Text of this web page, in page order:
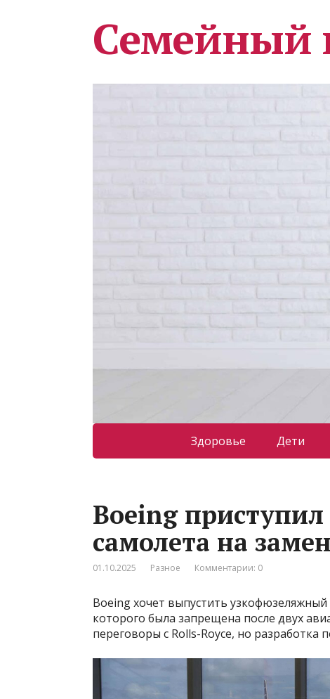
Семейный
Здоровье Дети
Boeing приступил
самолета на
01.10.2025 Разное Комментарии: 0
Boeing хочет выпустить узкофюзеляжный
которого была запрещена после двух
переговоры с Rolls-Royce, но разработка